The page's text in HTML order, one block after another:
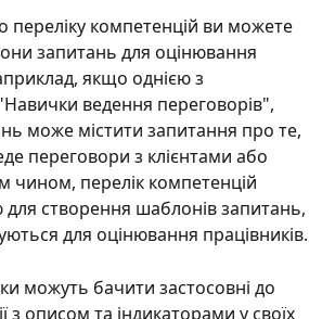
переліку компетенцій ви можете
запитань для оцінювання
якщо однією з
ведення переговорів",
може містити запитання про те,
переговори з клієнтами або
чином, перелік компетенцій
для створення шаблонів запитань,
для оцінювання працівників.
можуть бачити застосовні до
з описом та індикаторами у своїх